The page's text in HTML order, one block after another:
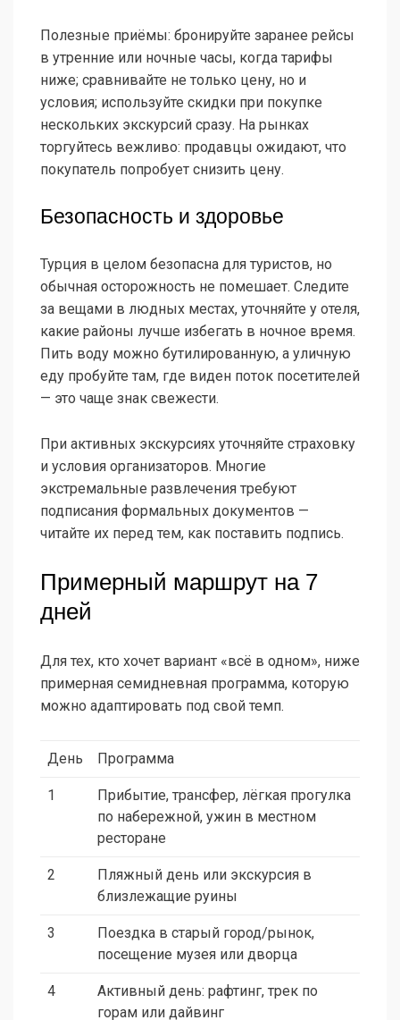
Полезные приёмы: бронируйте заранее рейсы
в утренние или ночные часы, когда тарифы
ниже; сравнивайте не только цену, но и
условия; используйте скидки при покупке
нескольких экскурсий сразу. На рынках
торгуйтесь вежливо: продавцы ожидают, что
покупатель попробует снизить цену.
Безопасность и здоровье
Турция в целом безопасна для туристов, но
обычная осторожность не помешает. Следите
за вещами в людных местах, уточняйте у отеля,
какие районы лучше избегать в ночное время.
Пить воду можно бутилированную, а уличную
еду пробуйте там, где виден поток посетителей
— это чаще знак свежести.
При активных экскурсиях уточняйте страховку
и условия организаторов. Многие
экстремальные развлечения требуют
подписания формальных документов —
читайте их перед тем, как поставить подпись.
Примерный маршрут на 7
дней
Для тех, кто хочет вариант «всё в одном», ниже
примерная семидневная программа, которую
можно адаптировать под свой темп.
День Программа
1
Прибытие, трансфер, лёгкая прогулка
по набережной, ужин в местном
ресторане
2
Пляжный день или экскурсия в
близлежащие руины
3
Поездка в старый город/рынок,
посещение музея или дворца
4
Активный день: рафтинг, трек по
горам или дайвинг